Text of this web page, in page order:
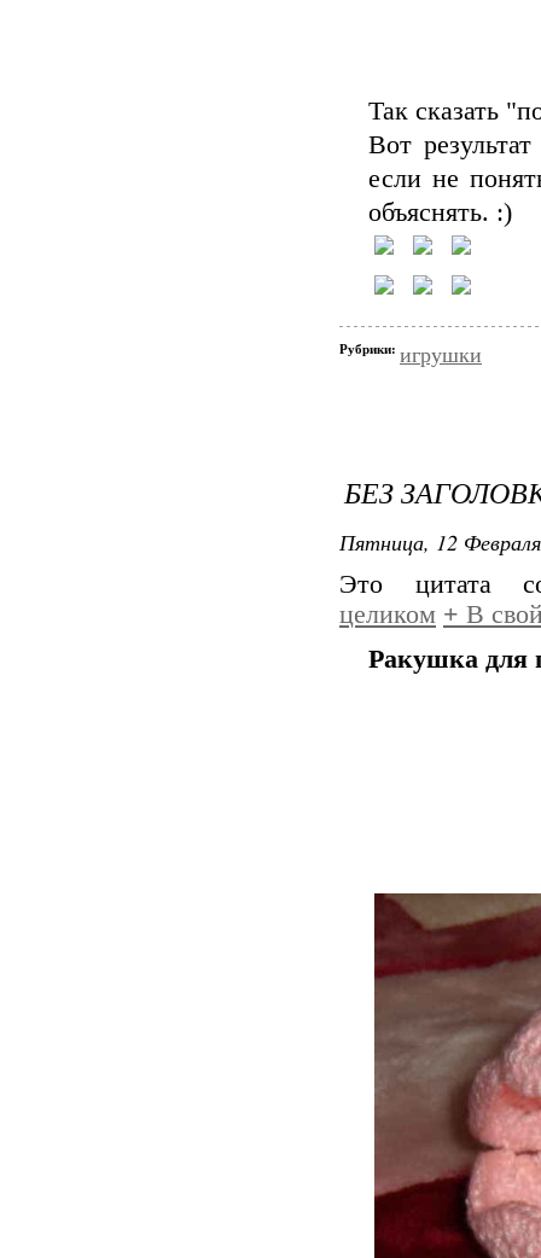
Так сказать
Вот
если не
объяснять. :)
Рубрики: игрушки
БЕЗ
Пятница, 12
Это цитата
целиком + В
Ракушка для